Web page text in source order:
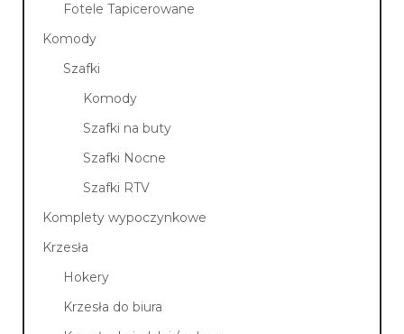
Fotele Tapicerowane
Komody
Szafki
Komody
Szafki na buty
Szafki Nocne
Szafki RTV
Komplety wypoczynkowe
Krzesła
Hokery
Krzesła do biura